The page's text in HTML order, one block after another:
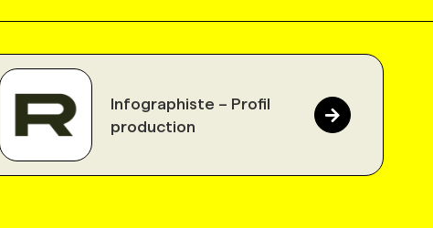
Infographiste – Profil
production